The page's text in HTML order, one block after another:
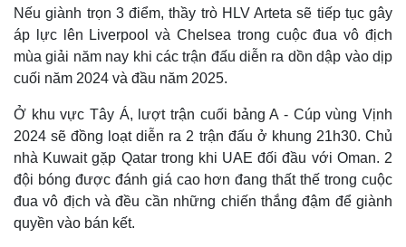
Thế giới
Quan sát
Cuộc sống đó đây
Hồ sơ
Video
Ảnh
E-Magazine
Nếu giành trọn 3 điểm, thầy trò HLV Arteta sẽ tiếp tục gây
áp lực lên Liverpool và Chelsea trong cuộc đua vô địch
mùa giải năm nay khi các trận đấu diễn ra dồn dập vào dịp
cuối năm 2024 và đầu năm 2025.
Ở khu vực Tây Á, lượt trận cuối bảng A - Cúp vùng Vịnh
2024 sẽ đồng loạt diễn ra 2 trận đấu ở khung 21h30. Chủ
nhà Kuwait gặp Qatar trong khi UAE đối đầu với Oman. 2
đội bóng được đánh giá cao hơn đang thất thế trong cuộc
đua vô địch và đều cần những chiến thắng đậm để giành
quyền vào bán kết.